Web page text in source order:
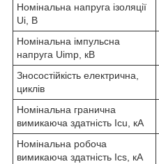
Номінальна напруга ізоляції
Ui, В
Номінальна імпульсна
напруга Uimp, кВ
Зносостійкість електрична,
циклів
Номінальна гранична
вимикаюча здатність Icu, кА
Номінальна робоча
вимикаюча здатність Ics, кА